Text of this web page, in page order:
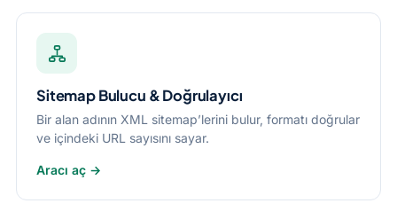
Sitemap Bulucu & Doğrulayıcı
Bir alan adının XML sitemap’lerini bulur, formatı doğrular
ve içindeki URL sayısını sayar.
Aracı aç →